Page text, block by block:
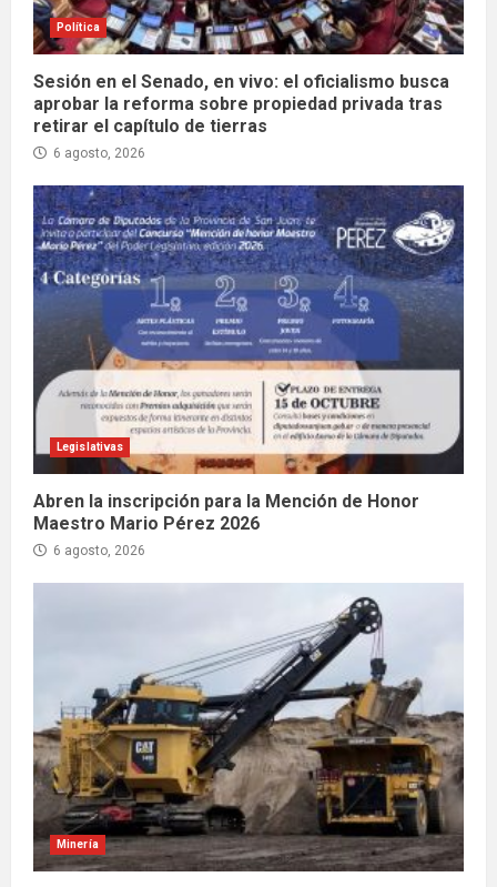
Política
Sesión en el Senado, en vivo: el oficialismo busca
aprobar la reforma sobre propiedad privada tras
retirar el capítulo de tierras
6 agosto, 2026
Legislativas
Abren la inscripción para la Mención de Honor
Maestro Mario Pérez 2026
6 agosto, 2026
Minería